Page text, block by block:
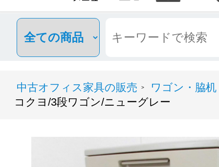
中古オフィス家具の販売 >
ワゴン・脇机
コクヨ/3段ワゴン/ニューグレー